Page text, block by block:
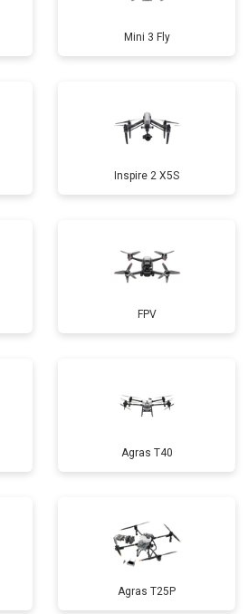
Mini 3 Fly
Inspire 2 X5S
FPV
Agras T40
Agras T25P